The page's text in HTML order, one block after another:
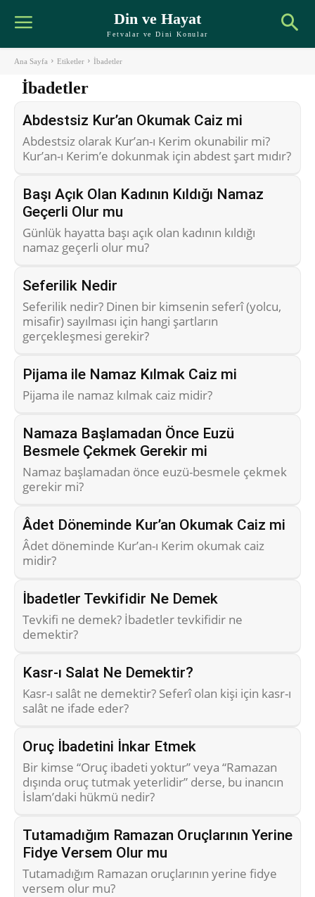
Din ve Hayat
Fetvalar ve Dini Konular
Ana Sayfa Etiketler İbadetler
İbadetler
Abdestsiz Kur’an Okumak Caiz mi
Abdestsiz olarak Kur’an-ı Kerim okunabilir mi?
Kur’an-ı Kerim’e dokunmak için abdest şart mıdır?
Başı Açık Olan Kadının Kıldığı Namaz
Geçerli Olur mu
Günlük hayatta başı açık olan kadının kıldığı
namaz geçerli olur mu?
Seferilik Nedir
Seferilik nedir? Dinen bir kimsenin seferî (yolcu,
misafir) sayılması için hangi şartların
gerçekleşmesi gerekir?
Pijama ile Namaz Kılmak Caiz mi
Pijama ile namaz kılmak caiz midir?
Namaza Başlamadan Önce Euzü
Besmele Çekmek Gerekir mi
Namaz başlamadan önce euzü-besmele çekmek
gerekir mi?
Âdet Döneminde Kur’an Okumak Caiz mi
Âdet döneminde Kur’an-ı Kerim okumak caiz
midir?
İbadetler Tevkifidir Ne Demek
Tevkifi ne demek? İbadetler tevkifidir ne
demektir?
Kasr-ı Salat Ne Demektir?
Kasr-ı salât ne demektir? Seferî olan kişi için kasr-ı
salât ne ifade eder?
Oruç İbadetini İnkar Etmek
Bir kimse “Oruç ibadeti yoktur” veya “Ramazan
dışında oruç tutmak yeterlidir” derse, bu inancın
İslam’daki hükmü nedir?
Tutamadığım Ramazan Oruçlarının Yerine
Fidye Versem Olur mu
Tutamadığım Ramazan oruçlarının yerine fidye
versem olur mu?